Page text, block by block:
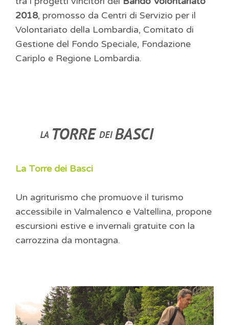
2018, promosso da Centri di Servizio per il
Volontariato della Lombardia, Comitato di
Gestione del Fondo Speciale, Fondazione
Cariplo e Regione Lombardia.
La Torre dei Basci
Un agriturismo che promuove il turismo
accessibile in Valmalenco e Valtellina, propone
escursioni estive e invernali gratuite con la
carrozzina da montagna.